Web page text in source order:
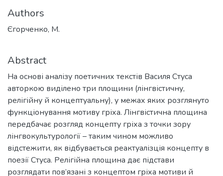
Authors
Єгорченко, М.
Abstract
На основі аналізу поетичних текстів Василя Стуса
авторкою виділено три площини (лінгвістичну,
релігійну й концептуальну), у межах яких розглянуто
функціонування мотиву гріха. Лінгвістична площина
передбачає розгляд концепту гріха з точки зору
лінгвокультурології – таким чином можливо
відстежити, як відбувається реактуалізція концепту в
поезії Стуса. Релігійна площина дає підстави
розглядати пов’язані з концептом гріха мотиви й